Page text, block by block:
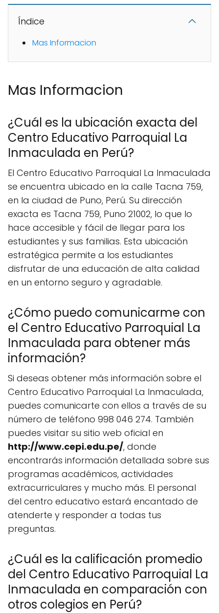
Índice
Mas Informacion
Mas Informacion
¿Cuál es la ubicación exacta del
Centro Educativo Parroquial La
Inmaculada en Perú?
El Centro Educativo Parroquial La Inmaculada
se encuentra ubicado en la calle Tacna 759,
en la ciudad de Puno, Perú. Su dirección
exacta es Tacna 759, Puno 21002, lo que lo
hace accesible y fácil de llegar para los
estudiantes y sus familias. Esta ubicación
estratégica permite a los estudiantes
disfrutar de una educación de alta calidad
en un entorno seguro y agradable.
¿Cómo puedo comunicarme con
el Centro Educativo Parroquial La
Inmaculada para obtener más
información?
Si deseas obtener más información sobre el
Centro Educativo Parroquial La Inmaculada,
puedes comunicarte con ellos a través de su
número de teléfono 998 046 274. También
puedes visitar su sitio web oficial en
http://www.cepi.edu.pe/, donde
encontrarás información detallada sobre sus
programas académicos, actividades
extracurriculares y mucho más. El personal
del centro educativo estará encantado de
atenderte y responder a todas tus
preguntas.
¿Cuál es la calificación promedio
del Centro Educativo Parroquial La
Inmaculada en comparación con
otros colegios en Perú?